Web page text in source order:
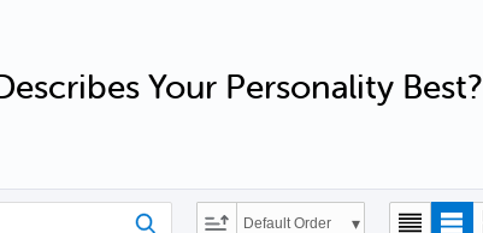
Your Personality Best?
Default Order